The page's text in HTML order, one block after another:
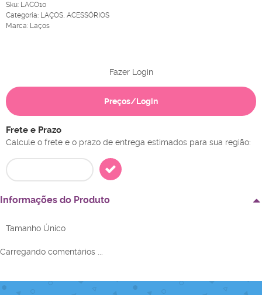
Sku: LACO10
Categoria: LAÇOS, ACESSÓRIOS
Marca: Laços
Fazer Login
Preços/Login
Frete e Prazo
Calcule o frete e o prazo de entrega estimados para sua região:
Informações do Produto
Tamanho Único
Carregando comentários ...